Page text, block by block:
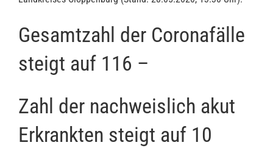
Gesamtzahl der Coronafälle
steigt auf 116 –
Zahl der nachweislich akut
Erkrankten steigt auf 10